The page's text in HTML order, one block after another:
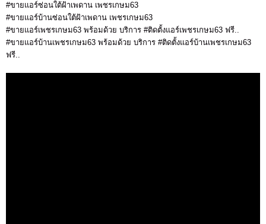
#ขายแอร์ซ่อนใต้ฝ้าเพดาน เพชรเกษม63
#ขายแอร์บ้านซ่อนใต้ฝ้าเพดาน เพชรเกษม63
#ขายแอร์เพชรเกษม63 พร้อมด้วย บริการ #ติดตั้งแอร์เพชรเกษม63 ฟรี..
#ขายแอร์บ้านเพชรเกษม63 พร้อมด้วย บริการ #ติดตั้งแอร์บ้านเพชรเกษม63
ฟรี..